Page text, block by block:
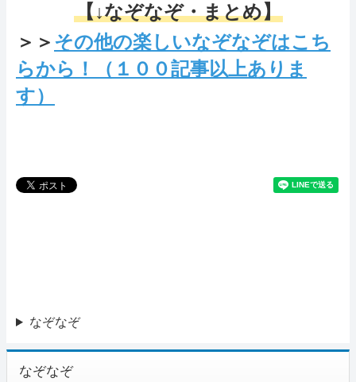
【↓なぞなぞ・まとめ】
＞＞ その他の楽しいなぞなぞはこち
らから！（１００記事以上ありま
す）
なぞなぞ
なぞなぞ